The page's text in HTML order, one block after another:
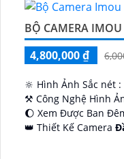
BỘ CAMERA
4,800,000 ₫
🔆 Hình Ảnh Sắc nét :
👑 Thiết Kế Camera